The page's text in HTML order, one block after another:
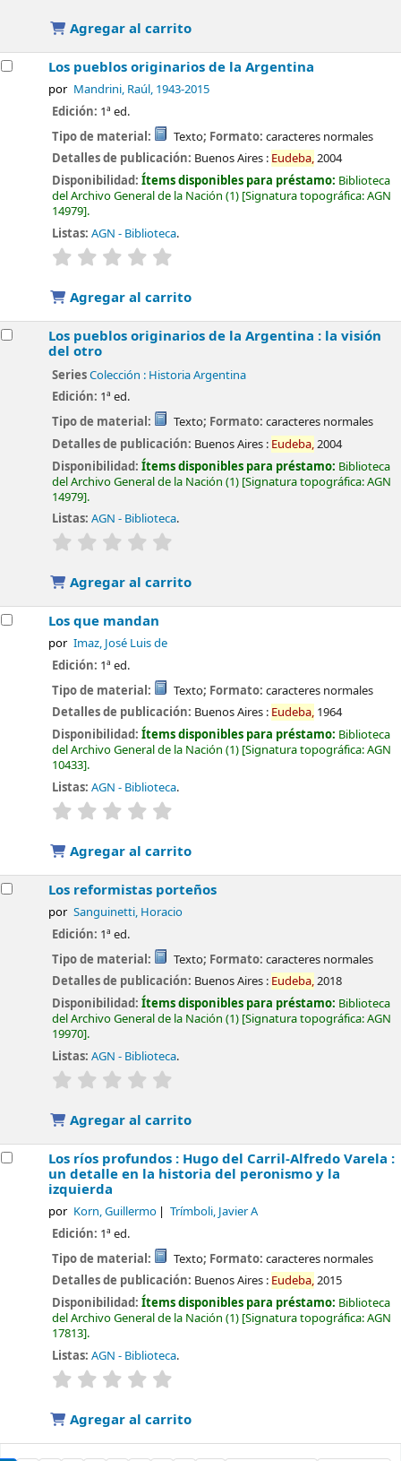
Agregar al carrito
Los pueblos originarios de la Argentina
por Mandrini, Raúl, 1943-2015
Edición: 1ª ed.
Tipo de material:
Texto; Formato: caracteres normales
Detalles de publicación: Buenos Aires : Eudeba,2004
Disponibilidad:Ítems disponibles para préstamo: Biblioteca
del Archivo General de la Nación (1) Signatura topográfica:AGN
14979 .
Listas: AGN - Biblioteca.
valoración
Agregar al carrito
Los pueblos originarios de la Argentina : la visión
del otro
SeriesColección : Historia Argentina
Edición: 1ª ed.
Tipo de material:
Texto; Formato: caracteres normales
Detalles de publicación: Buenos Aires : Eudeba,2004
Disponibilidad:Ítems disponibles para préstamo: Biblioteca
del Archivo General de la Nación (1) Signatura topográfica:AGN
14979 .
Listas: AGN - Biblioteca.
valoración
Agregar al carrito
Los que mandan
por Imaz, José Luis de
Edición: 1ª ed.
Tipo de material:
Texto; Formato: caracteres normales
Detalles de publicación: Buenos Aires : Eudeba, 1964
Disponibilidad:Ítems disponibles para préstamo: Biblioteca
del Archivo General de la Nación (1) Signatura topográfica:AGN
10433 .
Listas: AGN - Biblioteca.
valoración
Agregar al carrito
Los reformistas porteños
por Sanguinetti, Horacio
Edición: 1ª ed.
Tipo de material:
Texto; Formato: caracteres normales
Detalles de publicación: Buenos Aires : Eudeba,2018
Disponibilidad:Ítems disponibles para préstamo: Biblioteca
del Archivo General de la Nación (1) Signatura topográfica:AGN
19970 .
Listas: AGN - Biblioteca.
valoración
Agregar al carrito
Los ríos profundos : Hugo del Carril-Alfredo Varela :
un detalle en la historia del peronismo y la
izquierda
por Korn, Guillermo Trímboli, Javier A
Edición: 1ª ed.
Tipo de material:
Texto; Formato: caracteres normales
Detalles de publicación: Buenos Aires : Eudeba,2015
Disponibilidad:Ítems disponibles para préstamo: Biblioteca
del Archivo General de la Nación (1) Signatura topográfica:AGN
17813 .
Listas: AGN - Biblioteca.
valoración
Agregar al carrito